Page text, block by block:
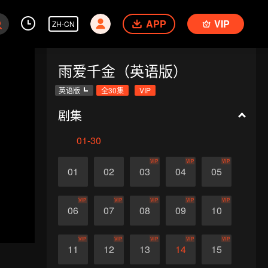
ZH-CN APP VIP
雨爱千金（英语版）
英语版 全30集 VIP
剧集
01-30
01 02 03
VIP
04
VIP
05
VIP
06
VIP
07
VIP
08
VIP
09
VIP
10
VIP
11
VIP
12
VIP
13
VIP
14
VIP
15
VIP